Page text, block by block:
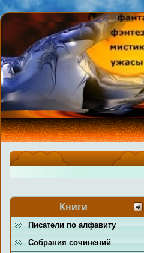
Книги
Писатели по алфавиту
Собрания сочинений